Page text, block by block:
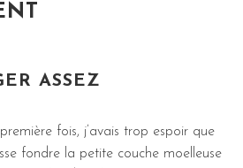
ASSEZ
fois, j’avais trop espoir que
fondre la petite couche moelleuse